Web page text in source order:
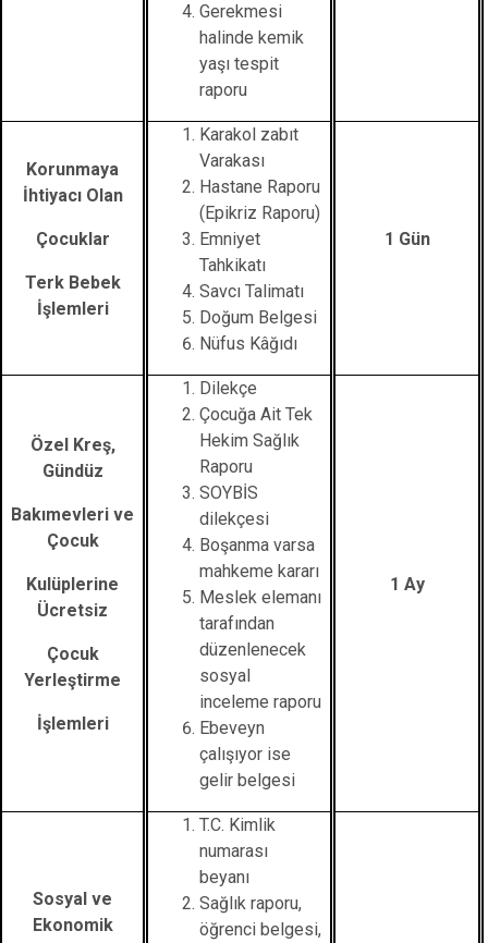
Gerekmesi
halinde kemik
yaşı tespit
raporu
Korunmaya
İhtiyacı Olan
Çocuklar
Terk Bebek
İşlemleri
Karakol zabıt
Varakası
Hastane Raporu
(Epikriz Raporu)
Emniyet
Tahkikatı
Savcı Talimatı
Doğum Belgesi
Nüfus Kâğıdı
1 Gün
Özel Kreş,
Gündüz
Bakımevleri ve
Çocuk
Kulüplerine
Ücretsiz
Çocuk
Yerleştirme
İşlemleri
Dilekçe
Çocuğa Ait Tek
Hekim Sağlık
Raporu
SOYBİS
dilekçesi
Boşanma varsa
mahkeme kararı
Meslek elemanı
tarafından
düzenlenecek
sosyal
inceleme raporu
Ebeveyn
çalışıyor ise
gelir belgesi
1 Ay
Sosyal ve
Ekonomik
T.C. Kimlik
numarası
beyanı
Sağlık raporu,
öğrenci belgesi,